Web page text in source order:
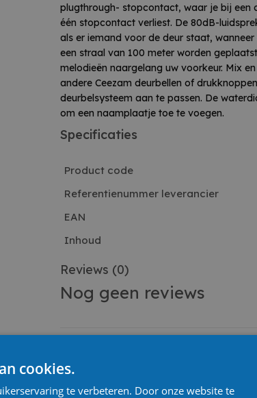
plugthrough- stopcontact, waar je bij een
één stopcontact verliest. De 80dB-
als er iemand voor de deur staat,
een straal van 100 meter worden
melodieën naargelang uw voorkeur. Mix
andere Ceezam deurbellen of
deurbelsysteem aan te passen. De
om een naamplaatje toe te voegen.
Specificaties
Product code
Referentienummer leverancier
EAN
Inhoud
Reviews (0)
Nog geen reviews
cookies.
te verbeteren. Door onze website te